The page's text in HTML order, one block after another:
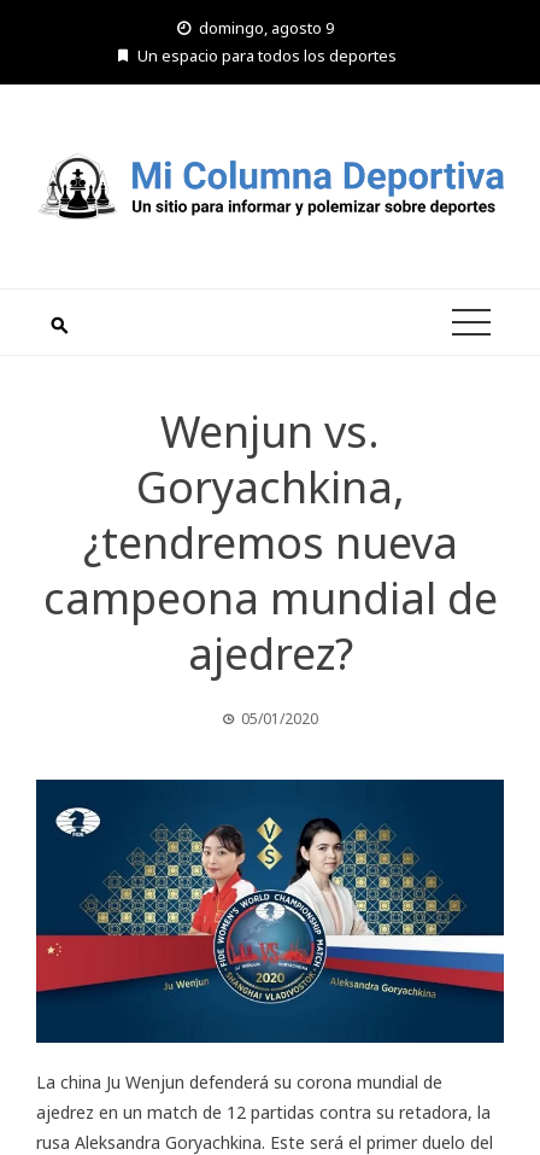
domingo, agosto 9
Un espacio para todos los deportes
Wenjun vs.
Goryachkina,
¿tendremos nueva
campeona mundial de
ajedrez?
05/01/2020
La china Ju Wenjun defenderá su corona mundial de
ajedrez en un match de 12 partidas contra su retadora, la
rusa Aleksandra Goryachkina. Este será el primer duelo del